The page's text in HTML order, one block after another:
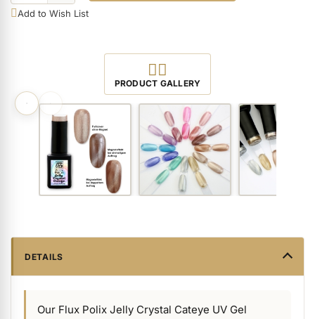
Hand & Body Care anzeigen
Feet & Toes anzeigen
Beauty Accessories anzeigen
Packaging and Retail Displays anzeigen
Customer Gifts anzeigen
Add to Wish List
View all Product Images
PRODUCT GALLERY
DETAILS
Our Flux Polix Jelly Crystal Cateye UV Gel